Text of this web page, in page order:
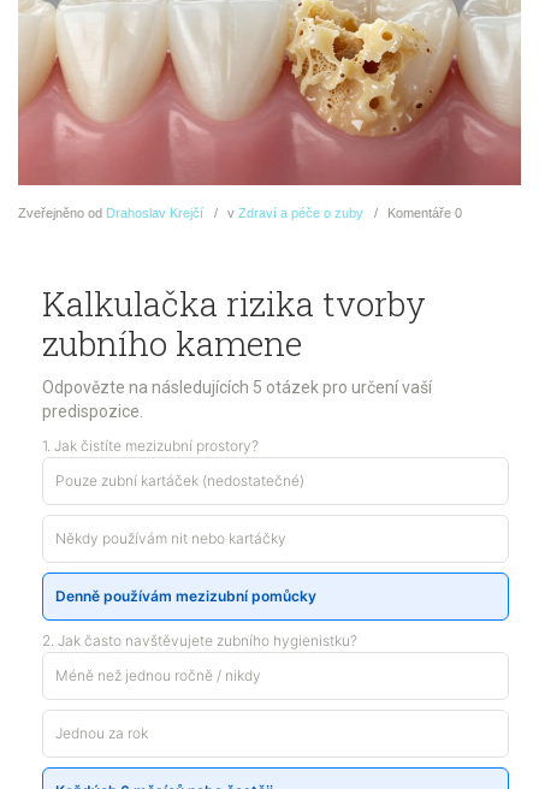
Zveřejněno od Drahoslav Krejčí v Zdraví a péče o zuby Komentáře 0
Kalkulačka rizika tvorby
zubního kamene
Odpovězte na následujících 5 otázek pro určení vaší
predispozice.
1. Jak čistíte mezizubní prostory?
Pouze zubní kartáček (nedostatečné)
Někdy používám nit nebo kartáčky
Denně používám mezizubní pomůcky
2. Jak často navštěvujete zubního hygienistku?
Méně než jednou ročně / nikdy
Jednou za rok